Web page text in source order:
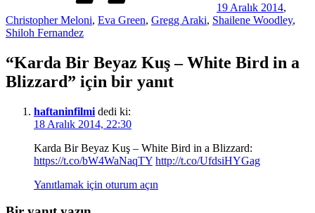
19 Aralık 2014,
Christopher Meloni, Eva Green, Gregg Araki, Shailene Woodley,
Shiloh Fernandez
“Karda Bir Beyaz Kuş – White Bird in a
Blizzard” için bir yanıt
haftaninfilmi dedi ki:
18 Aralık 2014, 22:30
Karda Bir Beyaz Kuş – White Bird in a Blizzard:
https://t.co/bW4WaNaqTY http://t.co/UfdsiHYGag
Yanıtlamak için oturum açın